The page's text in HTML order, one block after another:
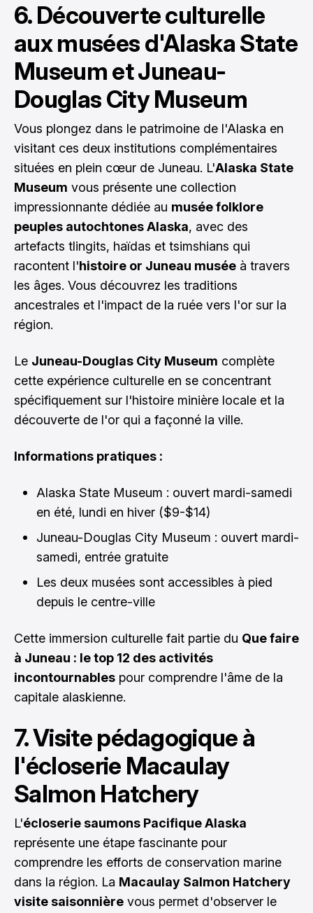
6. Découverte culturelle
aux musées d'Alaska State
Museum et Juneau-
Douglas City Museum
Vous plongez dans le patrimoine de l'Alaska en
visitant ces deux institutions complémentaires
situées en plein cœur de Juneau. L'Alaska State
Museum vous présente une collection
impressionnante dédiée au musée folklore
peuples autochtones Alaska, avec des
artefacts tlingits, haïdas et tsimshians qui
racontent l'histoire or Juneau musée à travers
les âges. Vous découvrez les traditions
ancestrales et l'impact de la ruée vers l'or sur la
région.
Le Juneau-Douglas City Museum complète
cette expérience culturelle en se concentrant
spécifiquement sur l'histoire minière locale et la
découverte de l'or qui a façonné la ville.
Informations pratiques :
Alaska State Museum : ouvert mardi-samedi
en été, lundi en hiver ($9-$14)
Juneau-Douglas City Museum : ouvert mardi-
samedi, entrée gratuite
Les deux musées sont accessibles à pied
depuis le centre-ville
Cette immersion culturelle fait partie du Que faire
à Juneau : le top 12 des activités
incontournables pour comprendre l'âme de la
capitale alaskienne.
7. Visite pédagogique à
l'écloserie Macaulay
Salmon Hatchery
L'écloserie saumons Pacifique Alaska
représente une étape fascinante pour
comprendre les efforts de conservation marine
dans la région. La Macaulay Salmon Hatchery
visite saisonnière vous permet d'observer le